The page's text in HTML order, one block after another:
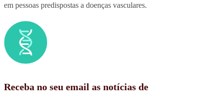
em pessoas predispostas a doenças vasculares.
Receba no seu email as notícias de